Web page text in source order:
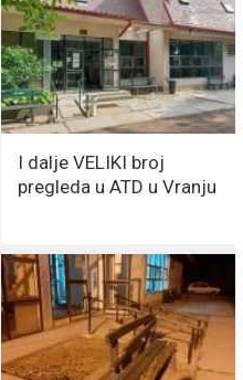
I dalje VELIKI broj
pregleda u ATD u Vranju